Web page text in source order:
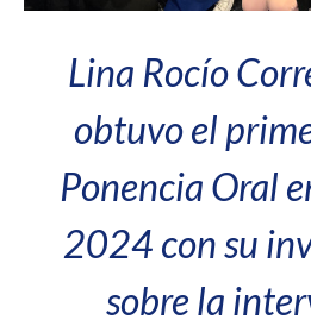
Lina Rocío
obtuvo el
Ponencia Oral
2024 con su
sobre la